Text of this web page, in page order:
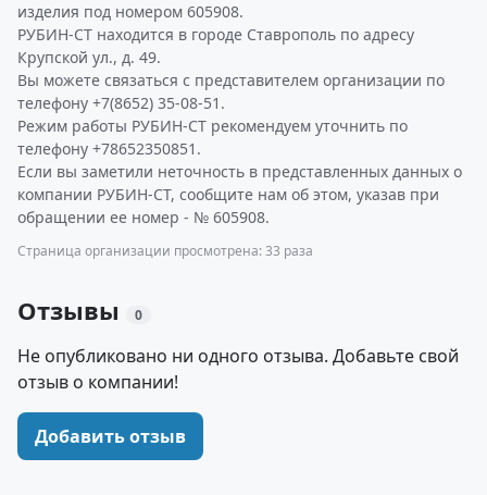
изделия под номером 605908.
РУБИН-СТ находится в городе Ставрополь по адресу
Крупской ул., д. 49.
Вы можете связаться с представителем организации по
телефону +7(8652) 35-08-51.
Режим работы РУБИН-СТ рекомендуем уточнить по
телефону +78652350851.
Если вы заметили неточность в представленных данных о
компании РУБИН-СТ, сообщите нам об этом, указав при
обращении ее номер - № 605908.
Страница организации просмотрена: 33 раза
Отзывы 0
Не опубликовано ни одного отзыва. Добавьте свой
отзыв о компании!
Добавить отзыв